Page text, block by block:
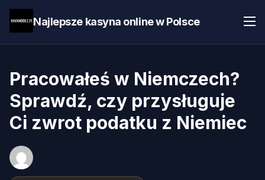
Najlepsze kasyna online w Polsce
Pracowałeś w Niemczech?
Sprawdź, czy przysługuje
Ci zwrot podatku z Niemiec